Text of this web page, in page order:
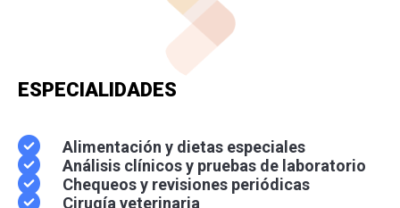
ESPECIALIDADES
Alimentación y dietas especiales
Análisis clínicos y pruebas de laboratorio
Chequeos y revisiones periódicas
Cirugía veterinaria